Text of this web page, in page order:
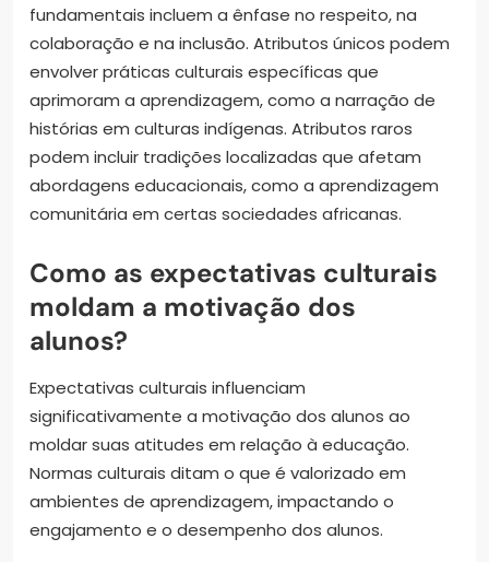
fundamentais incluem a ênfase no respeito, na
colaboração e na inclusão. Atributos únicos podem
envolver práticas culturais específicas que
aprimoram a aprendizagem, como a narração de
histórias em culturas indígenas. Atributos raros
podem incluir tradições localizadas que afetam
abordagens educacionais, como a aprendizagem
comunitária em certas sociedades africanas.
Como as expectativas culturais
moldam a motivação dos
alunos?
Expectativas culturais influenciam
significativamente a motivação dos alunos ao
moldar suas atitudes em relação à educação.
Normas culturais ditam o que é valorizado em
ambientes de aprendizagem, impactando o
engajamento e o desempenho dos alunos.